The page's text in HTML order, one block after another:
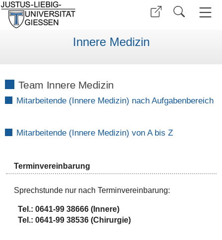
Innere Medizin
Team Innere Medizin
Mitarbeitende (Innere Medizin) nach Aufgabenbereich
Mitarbeitende (Innere Medizin) von A bis Z
Terminvereinbarung
Sprechstunde nur nach Terminvereinbarung:
Tel.: 0641-99 38666 (Innere)
Tel.: 0641-99 38536 (Chirurgie)